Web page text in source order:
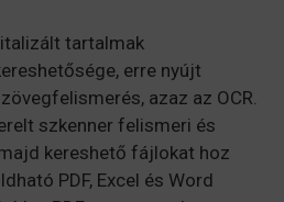
tartalmak
erre nyújt
azaz az OCR.
szkenner felismeri és
kereshető fájlokat hoz
PDF, Excel és Word